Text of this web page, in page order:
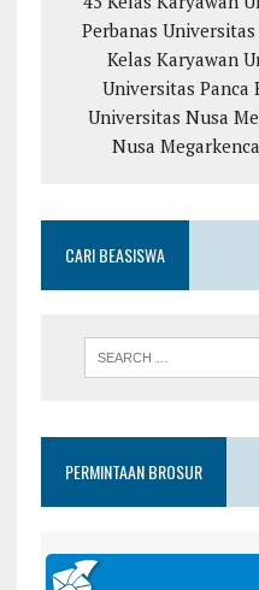
Perbanas Universitas
Kelas Karyawan
Universitas Panca
Universitas Nusa
Nusa
CARI BEASISWA
PERMINTAAN BROSUR